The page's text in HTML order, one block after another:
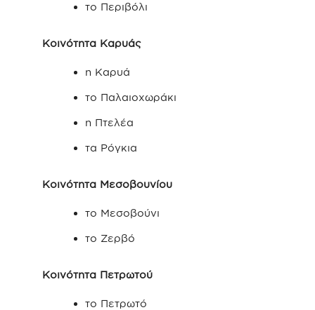
το Περιβόλι
Κοινότητα Καρυάς
η Καρυά
το Παλαιοχωράκι
η Πτελέα
τα Ρόγκια
Κοινότητα Μεσοβουνίου
το Μεσοβούνι
το Ζερβό
Κοινότητα Πετρωτού
το Πετρωτό